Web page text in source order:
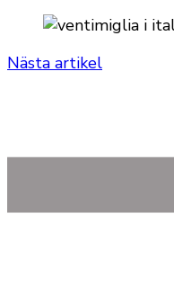
Nästa artikel